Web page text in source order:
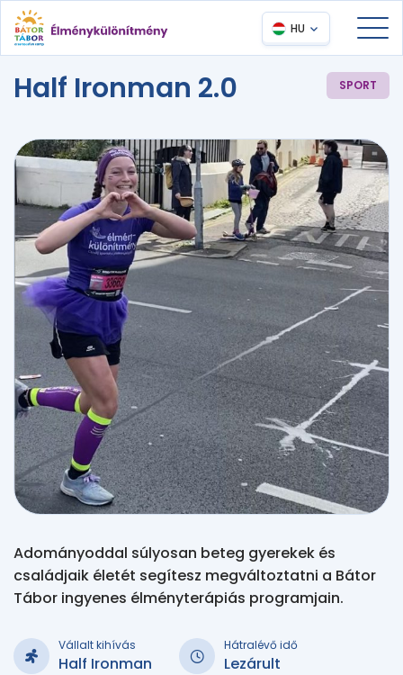
HU
Half Ironman 2.0 SPORT
Adományoddal súlyosan beteg gyerekek és
családjaik életét segítesz megváltoztatni a Bátor
Tábor ingyenes élményterápiás programjain.
Vállalt kihívás
Half Ironman
Hátralévő idő
Lezárult